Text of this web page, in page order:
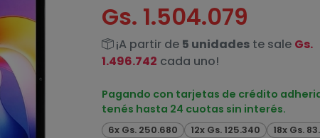
Gs. 1.504.079
¡A partir de 5 unidades te sale Gs.
1.496.742 cada uno!
Pagando con tarjetas de crédito
tenés hasta 24 cuotas sin interés.
6x Gs. 250.680 12x Gs. 125.340
18x Gs.